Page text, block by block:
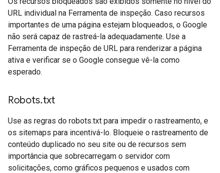
URL individual na Ferramenta de inspeção. Caso recursos
importantes de uma página estejam bloqueados, o Google
não será capaz de rastreá-la adequadamente. Use a
Ferramenta de inspeção de URL para renderizar a página
ativa e verificar se o Google consegue vê-la como
esperado.
Robots.txt
Use as regras do robots.txt para impedir o rastreamento, e
os sitemaps para incentivá-lo. Bloqueie o rastreamento de
conteúdo duplicado no seu site ou de recursos sem
importância que sobrecarregam o servidor com
solicitações, como gráficos pequenos e usados com